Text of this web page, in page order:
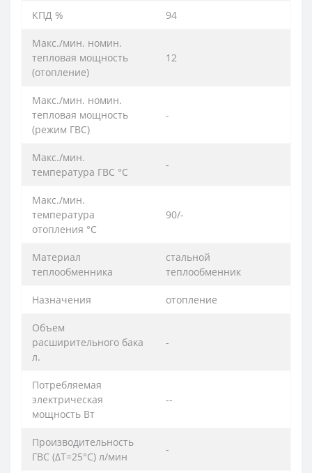
КПД % 94
Макс./мин. номин.
тепловая мощность
(отoпление)
12
Макс./мин. номин.
тепловая мощность
(режим ГВС)
-
Макс./мин.
температура ГВС °C
-
Макс./мин.
температура
отопления °C
90/-
Материал
теплообменника
стальной
теплообменник
Назначения отопление
Объем
расширительного бака
л.
-
Потребляемая
электрическая
мощность Вт
--
Производительность
ГВС (ΔT=25°C) л/мин
-